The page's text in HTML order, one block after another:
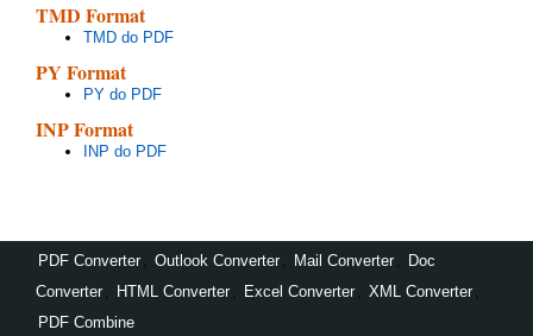
TMD Format
TMD do PDF
PY Format
PY do PDF
INP Format
INP do PDF
PDF Converter , Outlook Converter , Mail Converter ,
Doc
Converter , HTML Converter , Excel Converter , XML Converter ,
PDF Combine